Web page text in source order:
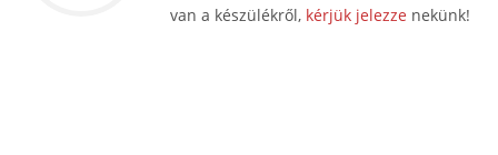
van a készülékről, kérjük jelezze nekünk!